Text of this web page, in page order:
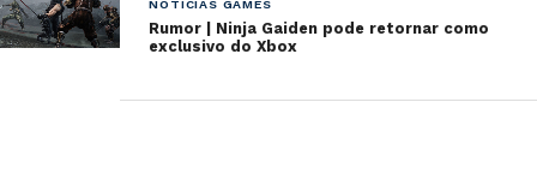
NOTÍCIAS GAMES
Rumor | Ninja Gaiden pode retornar como
exclusivo do Xbox